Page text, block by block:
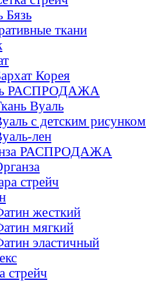
Бязь
ткани
Корея
РАСПРОДАЖА
Вуаль
с детским рисунком
лен
РАСПРОДАЖА
стрейч
жесткий
мягкий
элаcтичный
стрейч